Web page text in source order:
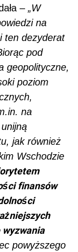
–„W
na
ten dezyderat
pod
geopolityczne,
poziom
na
jak również
Wschodzie
finansów
powyższego